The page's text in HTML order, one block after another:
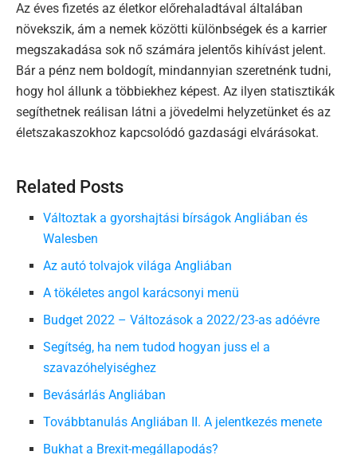
Az éves fizetés az életkor előrehaladtával általában
növekszik, ám a nemek közötti különbségek és a karrier
megszakadása sok nő számára jelentős kihívást jelent.
Bár a pénz nem boldogít, mindannyian szeretnénk tudni,
hogy hol állunk a többiekhez képest. Az ilyen statisztikák
segíthetnek reálisan látni a jövedelmi helyzetünket és az
életszakaszokhoz kapcsolódó gazdasági elvárásokat.
Related Posts
Változtak a gyorshajtási bírságok Angliában és
Walesben
Az autó tolvajok világa Angliában
A tökéletes angol karácsonyi menü
Budget 2022 – Változások a 2022/23-as adóévre
Segítség, ha nem tudod hogyan juss el a
szavazóhelyiséghez
Bevásárlás Angliában
Továbbtanulás Angliában II. A jelentkezés menete
Bukhat a Brexit-megállapodás?